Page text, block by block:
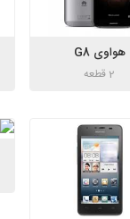
هواوی G8
2 قطعه